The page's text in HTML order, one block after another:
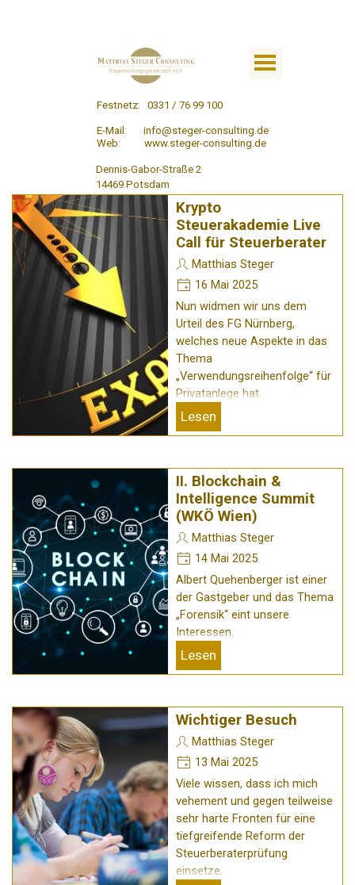
Dennis-Gabor-Straße 2
14469 Potsdam
Festnetz: 0331 / 76 99 100
E-Mail: info@steger-consulting.de
Web: www.steger-consulting.de
Krypto
Steuerakademie Live
Call für Steuerberater
Matthias Steger
16 Mai 2025
Nun widmen wir uns dem
Urteil des FG Nürnberg,
welches neue Aspekte in das
Thema
„Verwendungsreihenfolge“ für
Privatanlege hat.
Lesen
II. Blockchain &
Intelligence Summit
(WKÖ Wien)
Matthias Steger
14 Mai 2025
Albert Quehenberger ist einer
der Gastgeber und das Thema
„Forensik“ eint unsere
Interessen.
Lesen
Wichtiger Besuch
Matthias Steger
13 Mai 2025
Viele wissen, dass ich mich
vehement und gegen teilweise
sehr harte Fronten für eine
tiefgreifende Reform der
Steuerberaterprüfung
einsetze.